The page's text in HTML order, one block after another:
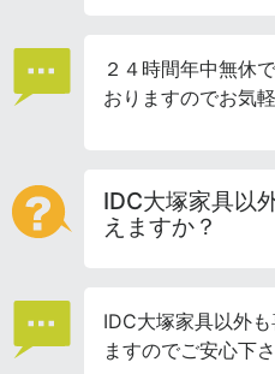
２４時間年中無休
おりますのでお気
IDC大塚家具以
えますか？
IDC大塚家具以外
ますのでご安心下さ